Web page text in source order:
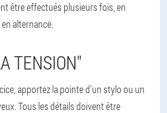
être effectués plusieurs fois, en
alternance.
TENSION"
apportez la pointe d'un stylo ou un
Tous les détails doivent être